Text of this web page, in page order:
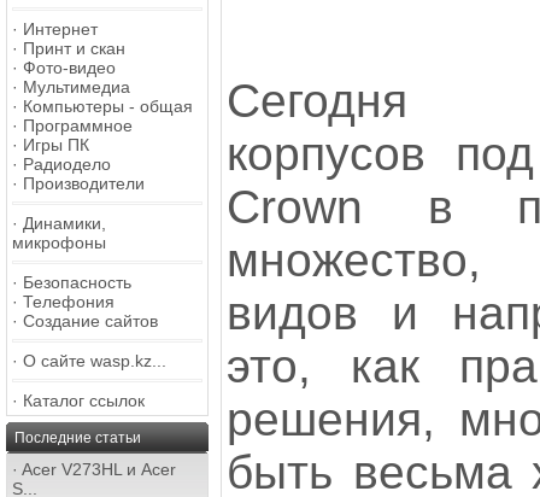
· Интернет
· Принт и скан
· Фото-видео
· Мультимедиа
· Компьютеры - общая
· Программное
· Игры ПК
· Радиодело
· Производители
· Динамики,
микрофоны
· Безопасность
· Телефония
· Создание сайтов
· О сайте wasp.kz...
· Каталог ссылок
Последние статьи
· Acer V273HL и Acer
S...
Сегодня
корпусов
Crown в
видов и
это, как
решения,
быть